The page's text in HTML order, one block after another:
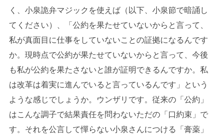
く、小泉詭弁マジックを使えば（以下、小泉節で暗誦し
てください）、「公約を果たせていないからと言って、
私が真面目に仕事をしていないことの証拠になるんです
か。現時点で公約が果たせていないからと言って、今後
も私が公約を果たさないと誰が証明できるんですか。私
は改革は着実に進んでいると言っているんです」という
ような感じでしょうか。ウンザリです。従来の「公約」
はこんな調子で結果責任を問わないただの「口約束」で
す。それを公言して憚らない小泉さんにつける「膏薬」